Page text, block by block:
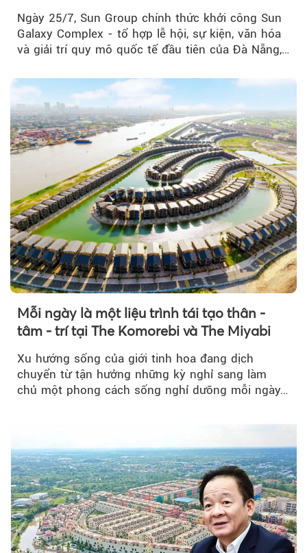
Ngày 25/7, Sun Group chính thức khởi công Sun
Galaxy Complex - tổ hợp lễ hội, sự kiện, văn hóa
và giải trí quy mô quốc tế đầu tiên của Đà Nẵng,…
Mỗi ngày là một liệu trình tái tạo thân -
tâm - trí tại The Komorebi và The Miyabi
Xu hướng sống của giới tinh hoa đang dịch
chuyển từ tận hưởng những kỳ nghỉ sang làm
chủ một phong cách sống nghỉ dưỡng mỗi ngày…